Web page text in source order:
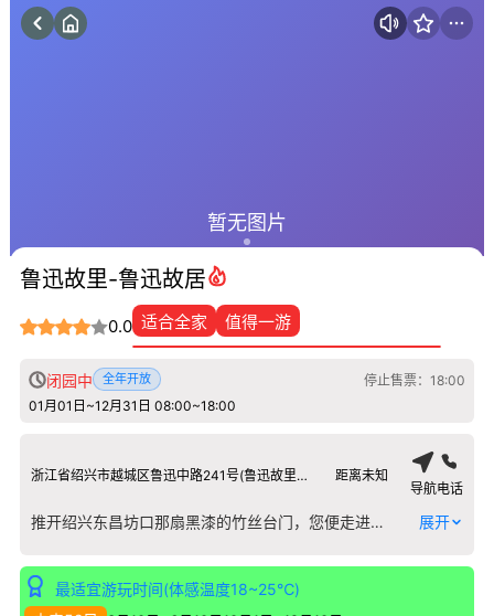
暂无图片
鲁迅故里-鲁迅故居
0.0 适合全家 值得一游
闭园中 全年开放
停止售票：18:00
01月01日~12月31日 08:00~18:00
浙江省绍兴市越城区鲁迅中路241号(鲁迅故里地铁站A2口步行480米)
距离未知
导航电话
推开绍兴东昌坊口那扇黑漆的竹丝台门，您便走进了鲁迅先生笔下最真实的世界。这里是1881年周树人先生诞生的地方，也是他度过童年与少年时光的旧居。整座周家老台门严格按照清末绍兴大户人家的格局保存，从喧闹的街市踏入，依次是厅堂、书房、卧室、灶间，直至后院的百草园。 您会看到鲁迅幼年读书的“三味书屋”，那张刻着“早”字的书桌依然在原处；厨房里庞大的三眼灶台，还原着旧时炊烟的气息；而屋后的百草园，虽已不见高大的皂荚树，但短短的泥墙根一带，仍能让人想象少年鲁迅翻开断砖、寻找斑蝥的童趣。这里的每一件家具、每一方砖石，都不是冰冷的陈列，而是《从百草园到三味书屋》、《故乡》等名篇最直接的注脚。行走其间，您能触摸到一个文学巨匠精神世界的起点，感受江南水乡民居生活与一个家族变迁的生动切片。 展开
最适宜游玩时间(体感温度18~25℃)